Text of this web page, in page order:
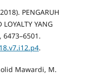
PENGARUH
YANG
6473–6501.
.
Mawardi, M.